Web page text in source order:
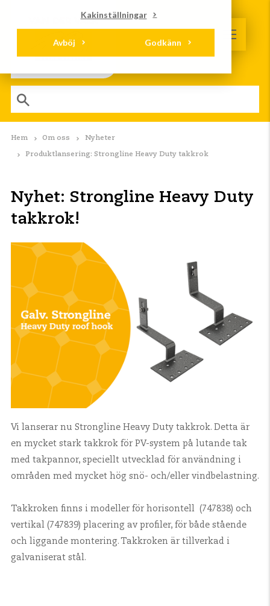
Kakinställningar
Godkänn
Avböj
Hem Om oss Nyheter
Produktlansering: Strongline Heavy Duty takkrok
Nyhet: Strongline Heavy Duty
takkrok!
Vi lanserar nu Strongline Heavy Duty takkrok. Detta är
en mycket stark takkrok för PV-system på lutande tak
med takpannor, speciellt utvecklad för användning i
områden med mycket hög snö- och/eller vindbelastning.
Takkroken finns i modeller för horisontell (747838) och
vertikal (747839) placering av profiler, för både stående
och liggande montering. Takkroken är tillverkad i
galvaniserat stål.